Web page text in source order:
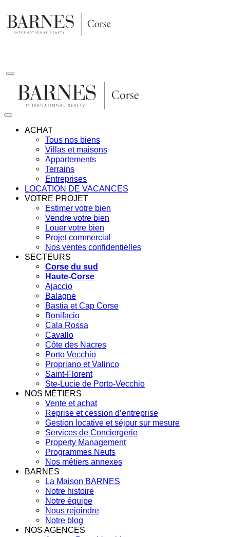
au
contenu
ACHAT
Tous nos biens
Villas et maisons
Appartements
Terrains
Entreprises
LOCATION DE VACANCES
VOTRE PROJET
Estimer votre bien
Vendre votre bien
Louer votre bien
Projet commercial
Nos ventes confidentielles
SECTEURS
Corse du sud
Haute-Corse
Ajaccio
Balagne
Bastia et Cap Corse
Bonifacio
Cala Rossa
Cavallo
Côte des Nacres
Porto Vecchio
Propriano et Valinco
Saint-Florent
Ste-Lucie de Porto-Vecchio
NOS MÉTIERS
Vente et achat
Reprise et cession d’entreprise
Gestion locative et séjour sur mesure
Services de Conciergerie
Property Management
Programmes Neufs
Nos métiers annexes
BARNES
La Maison BARNES
Notre histoire
Notre équipe
Nous rejoindre
Notre blog
NOS AGENCES